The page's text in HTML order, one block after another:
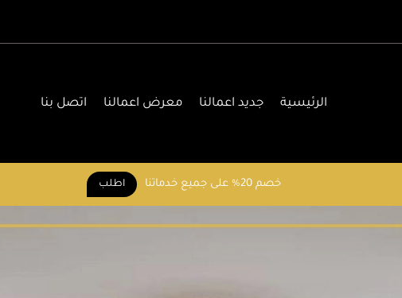
الرئيسية جديد اعمالنا معرض اعمالنا اتصل بنا
خصم 20% على جميع خدماتنا اطلب